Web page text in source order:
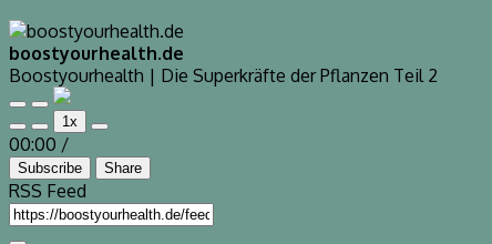
Die
Superkräfte
der
Pflanzen
Teil
2
boostyourhealth.de
Boostyourhealth | Die Superkräfte der Pflanzen Teil 2
Play
Episode
Pause
Episode
Mute/Unmute
Episode
Rewind
10
Seconds
1x
Fast
30
seconds
00:00 /
Subscribe Share
RSS Feed